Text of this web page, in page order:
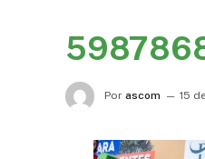
Por ascom 15